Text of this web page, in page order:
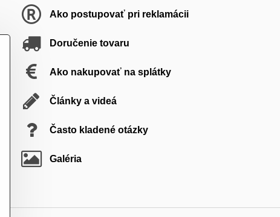
Ako postupovať pri reklamácii
Doručenie tovaru
Ako nakupovať na splátky
Články a videá
Často kladené otázky
Galéria